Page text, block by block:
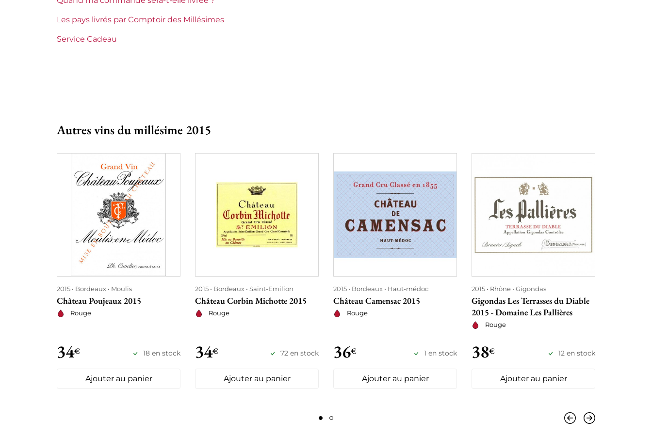
Les pays livrés par Comptoir des Millésimes
Service Cadeau
Autres vins du millésime 2015
2015 Bordeaux Moulis
Château Poujeaux 2015
Rouge
34€ 18 en stock
Ajouter au panier
2015 Bordeaux Saint-Emilion
Château Corbin Michotte 2015
Rouge
34€ 72 en stock
Ajouter au panier
2015 Bordeaux Haut-médoc
Château Camensac 2015
Rouge
36€ 1 en stock
Ajouter au panier
2015 Rhône Gigondas
Gigondas Les Terrasses du Diable
2015 - Domaine Les Pallières
Rouge
38€ 12 en stock
Ajouter au panier